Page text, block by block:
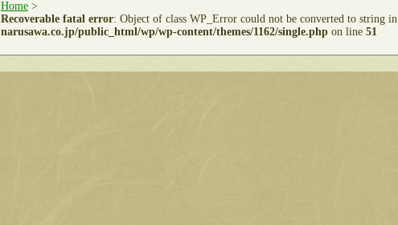
Home >
Recoverable fatal error: Object of class WP_Error could not be converted to string in
narusawa.co.jp/public_html/wp/wp-content/themes/1162/single.php on line 51